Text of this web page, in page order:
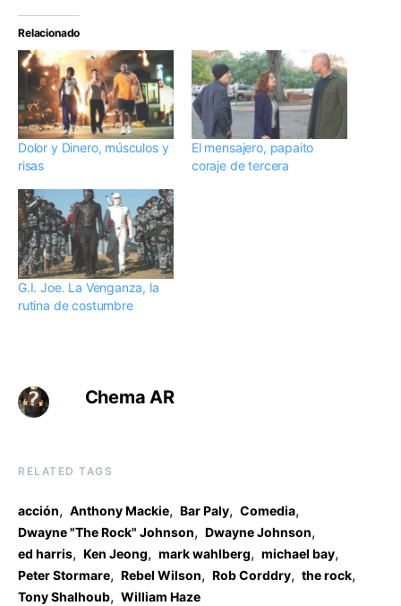
Relacionado
Dolor y Dinero, músculos y
risas
El mensajero, papaito
coraje de tercera
G.I. Joe. La Venganza, la
rutina de costumbre
Chema AR
RELATED TAGS
acción, Anthony Mackie, Bar Paly, Comedia,
Dwayne "The Rock" Johnson, Dwayne Johnson,
ed harris, Ken Jeong, mark wahlberg, michael bay,
Peter Stormare, Rebel Wilson, Rob Corddry, the rock,
Tony Shalhoub, William Haze